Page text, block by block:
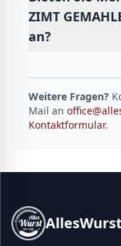
ZIMT
an?
Weitere Fragen?
Mail an
Kontaktformular.
AllesWurst